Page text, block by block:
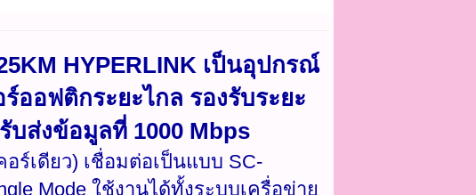
HYPERLINK เป็นอุปกรณ์
อฟติกระยะไกล รองรับระยะ
บส่งข้อมูลที่ 1000 Mbps
ร์เดียว) เชื่อมต่อเป็นแบบ SC-
Mode ใช้งานได้ทั้งระบบเครื่อข่าย